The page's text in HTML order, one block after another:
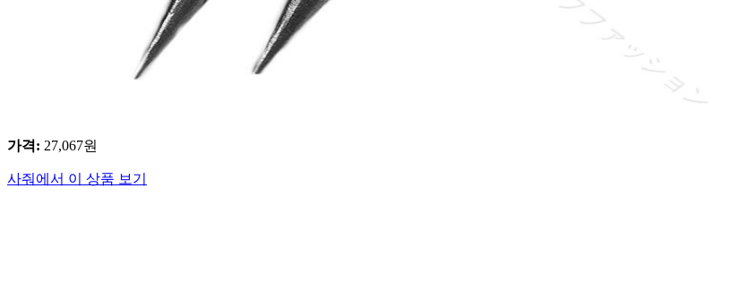
가격: 27,067원
사줘에서 이 상품 보기